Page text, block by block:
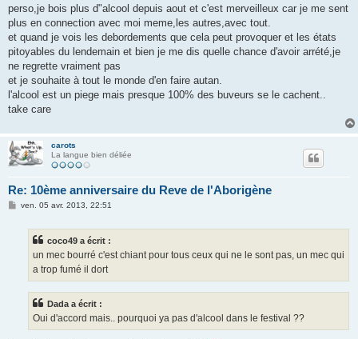
s
a
g
perso,je bois plus d"alcool depuis aout et c'est merveilleux car je me sent
plus en connection avec moi meme,les autres,avec tout.
et quand je vois les debordements que cela peut provoquer et les états
pitoyables du lendemain et bien je me dis quelle chance d'avoir arrété,je
ne regrette vraiment pas
et je souhaite à tout le monde d'en faire autan.
l'alcool est un piege mais presque 100% des buveurs se le cachent..
take care
carots
La langue bien déliée
Re: 10ème anniversaire du Reve de l'Aborigène
Mven. 05 avr. 2013, 22:51
coco49 a écrit :
un mec bourré c'est chiant pour tous ceux qui ne le sont pas, un mec qui
a trop fumé il dort
Dada a écrit :
Oui d'accord mais.. pourquoi ya pas d'alcool dans le festival ??